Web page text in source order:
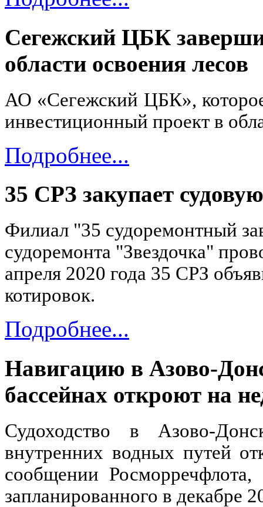
Сегежский ЦБК
области освоения лесов
АО «Сегежский ЦБК»,
инвестиционный проект в
Подробнее...
35 СРЗ закупает
Филиал "35 судоремонтный
судоремонта "Звездочка"
апреля 2020 года 35 СРЗ
котировок.
Подробнее...
Навигацию в Азово-
бассейнах откроют на
Судоходство в Азово-
внутренних водных путей
сообщении
запланированного в декабре